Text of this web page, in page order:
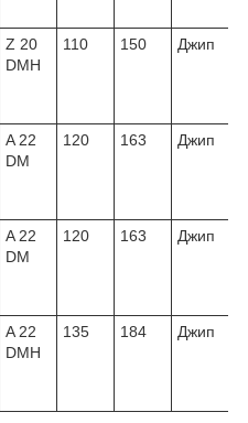
Z 20
DMH
110 150 Джип
A 22
DM
120 163 Джип
A 22
DM
120 163 Джип
A 22
DMH
135 184 Джип